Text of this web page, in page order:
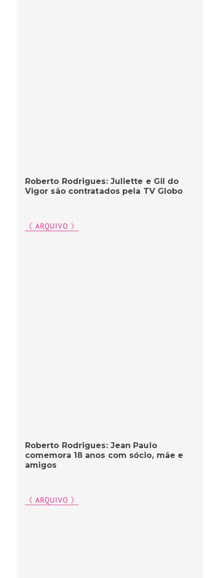
Roberto Rodrigues: Juliette e Gil do
Vigor são contratados pela TV Globo
《 ARQUIVO 》
Roberto Rodrigues: Jean Paulo
comemora 18 anos com sócio, mãe e
amigos
《 ARQUIVO 》